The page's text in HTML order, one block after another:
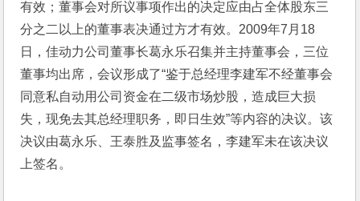
有效；董事会对所议事项作出的决定应由占全体股东三
分之二以上的董事表决通过方才有效。2009年7月18
日，佳动力公司董事长葛永乐召集并主持董事会，三位
董事均出席，会议形成了“鉴于总经理李建军不经董事会
同意私自动用公司资金在二级市场炒股，造成巨大损
失，现免去其总经理职务，即日生效”等内容的决议。该
决议由葛永乐、王泰胜及监事签名，李建军未在该决议
上签名。